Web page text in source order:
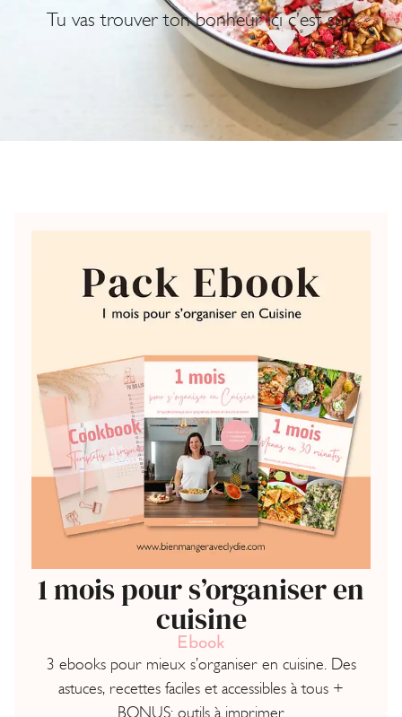
Tu vas trouver ton bonheur ici c’est sûr!
1 mois pour s’organiser en
cuisine
Ebook
3 ebooks pour mieux s’organiser en cuisine. Des
astuces, recettes faciles et accessibles à tous +
BONUS: outils à imprimer